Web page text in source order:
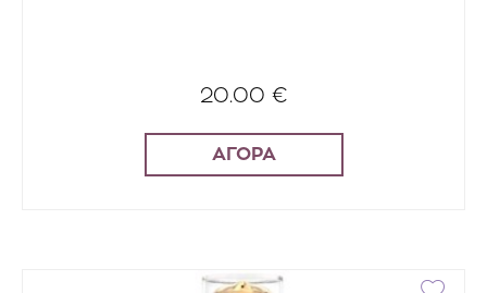
20.00 €
ΑΓΟΡΑ